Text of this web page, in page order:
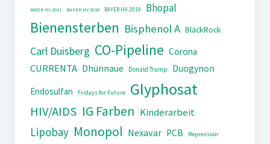
BAYER HV 2011 BAYER HV 2018 BAYER HV 2019 Bhopal
Bienensterben Bisphenol A BlackRock
Carl Duisberg CO-Pipeline Corona
CURRENTA Dhünnaue Donald Trump
Duogynon
Endosulfan
Fridays for Future Glyphosat
HIV/AIDS IG Farben Kinderarbeit
Lipobay Monopol Nexavar PCB Repression